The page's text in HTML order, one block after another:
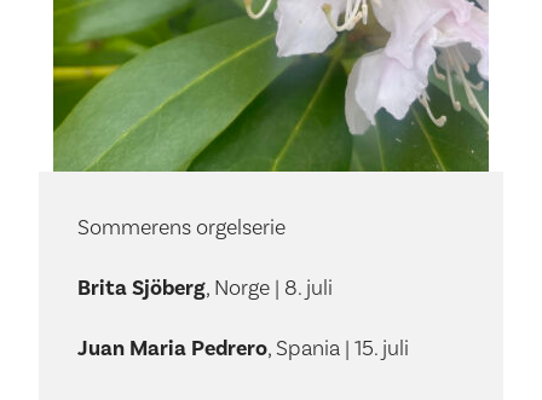
Sommerens orgelserie
Brita Sjöberg, Norge | 8. juli
Juan Maria Pedrero, Spania | 15. juli